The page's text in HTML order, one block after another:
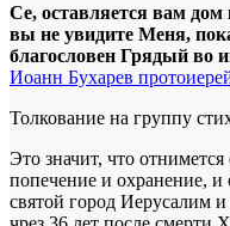
Се, оставляется вам
вы не увидите Меня,
благословен Грядый во
Иоанн Бухарев
Толкование на группу
Это значит, что
попечение и охранение, и
святой город Иерусалим